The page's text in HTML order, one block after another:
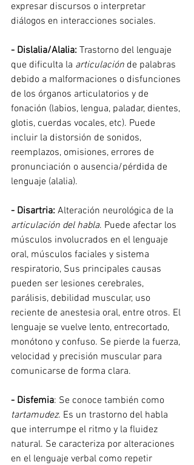
expresar discursos o interpretar
diálogos en interacciones sociales.
- Dislalia/Alalia: Trastorno del lenguaje
que dificulta la articulación de palabras
debido a malformaciones o disfunciones
de los órganos articulatorios y de
fonación (labios, lengua, paladar, dientes,
glotis, cuerdas vocales, etc). Puede
incluir la distorsión de sonidos,
reemplazos, omisiones, errores de
pronunciación o ausencia/pérdida de
lenguaje (alalia).
- Disartria: Alteración neurológica de la
articulación del habla. Puede afectar los
músculos involucrados en el lenguaje
oral, músculos faciales y sistema
respiratorio, Sus principales causas
pueden ser lesiones cerebrales,
parálisis, debilidad muscular, uso
reciente de anestesia oral, entre otros. El
lenguaje se vuelve lento, entrecortado,
monótono y confuso. Se pierde la fuerza,
velocidad y precisión muscular para
comunicarse de forma clara.
- Disfemia: Se conoce también como
tartamudez. Es un trastorno del habla
que interrumpe el ritmo y la fluidez
natural. Se caracteriza por alteraciones
en el lenguaje verbal como repetir